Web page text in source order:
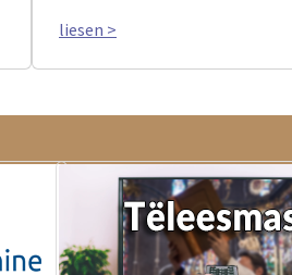
liesen >